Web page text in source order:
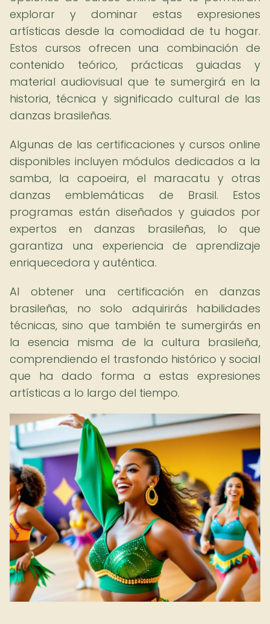
explorar y dominar estas expresiones
artísticas desde la comodidad de tu hogar.
Estos cursos ofrecen una combinación de
contenido teórico, prácticas guiadas y
material audiovisual que te sumergirá en la
historia, técnica y significado cultural de las
danzas brasileñas.
Algunas de las certificaciones y cursos online
disponibles incluyen módulos dedicados a la
samba, la capoeira, el maracatu y otras
danzas emblemáticas de Brasil. Estos
programas están diseñados y guiados por
expertos en danzas brasileñas, lo que
garantiza una experiencia de aprendizaje
enriquecedora y auténtica.
Al obtener una certificación en danzas
brasileñas, no solo adquirirás habilidades
técnicas, sino que también te sumergirás en
la esencia misma de la cultura brasileña,
comprendiendo el trasfondo histórico y social
que ha dado forma a estas expresiones
artísticas a lo largo del tiempo.